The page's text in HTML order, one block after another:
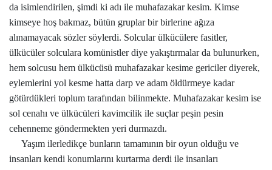
da isimlendirilen, şimdi ki adı ile muhafazakar kesim. Kimse
kimseye hoş bakmaz, bütün gruplar bir birlerine ağıza
alınamayacak sözler söylerdi. Solcular ülkücülere fasitler,
ülkücüler solculara komünistler diye yakıştırmalar da bulunurken,
hem solcusu hem ülkücüsü muhafazakar kesime gericiler diyerek,
eylemlerini yol kesme hatta darp ve adam öldürmeye kadar
götürdükleri toplum tarafından bilinmekte. Muhafazakar kesim ise
sol cenahı ve ülkücüleri kavimcilik ile suçlar peşin pesin
cehenneme göndermekten yeri durmazdı.
Yaşım ilerledikçe bunların tamamının bir oyun olduğu ve
insanları kendi konumlarını kurtarma derdi ile insanları